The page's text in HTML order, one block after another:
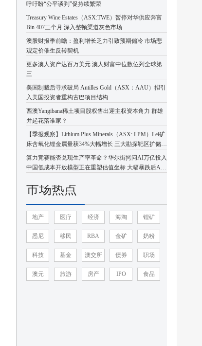
呼吁盼“公平谈判”促持续繁荣
Treasury Wine Estates（ASX:TWE）暂停对华供应奔富
Bin 407三个月 深入整顿渠道灰色市场
澳股财报季前瞻：盈利增长乏力引致预期偏冷 市场悲
观定价催生反转契机
更多澳人资产达百万美元 澳人财富中位数位列全球第
三
美国制裁后寻求破局 Antilles Gold（ASX：AAU）拟引
入美国投资者重构古巴项目结构
西澳Yangibana稀土项目股权售出迎主权资本角力 群雄
并起花落谁家？
【季报观察】Lithium Plus Minerals（ASX: LPM）Lei矿
床含氧化锂金属量获34%大幅增长 三大勘探靶区扩储潜
力凸显
算力竞赛能否兑现生产率革命？华尔街拷问AI万亿投入
中国低成本开放模型正在重塑估值坐标 大幅暴跌后AI
市场热点
地产 医疗 经济 海淘 锂矿
悉尼 移民 RBA 金矿 奶粉
科技 基金 澳交所 债券 职场
澳元 旅游 房产 IPO 食品